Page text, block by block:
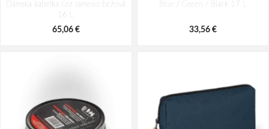
Dámska kabelka cez rameno béžová
16 L
65,06 €
Blue / Green / Black 17 L
33,56 €